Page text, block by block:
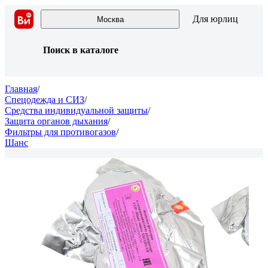
Москва Для юрлиц
Поиск в каталоге
Главная/
Спецодежда и СИЗ/
Средства индивидуальной защиты/
Защита органов дыхания/
Фильтры для противогазов/
Шанс